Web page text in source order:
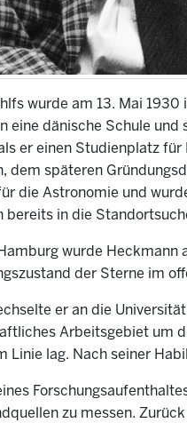
wurde am 13. Mai
eine dänische Schule
er einen Studienplatz
dem späteren
die Astronomie und
bereits in die
wurde Heckmann
der Sterne im
er an die
Arbeitsgebiet um
Linie lag. Nach seiner
zu messen.